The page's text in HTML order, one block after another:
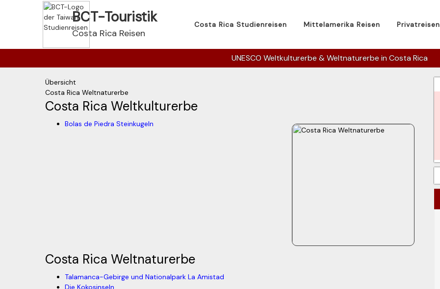
BCT-Touristik
Costa Rica Reisen
Costa Rica Studienreisen Mittelamerika Reisen Privatreisen
UNESCO Weltkulturerbe & Weltnaturerbe in Costa Rica
Übersicht
Costa Rica Weltnaturerbe
Costa Rica Weltkulturerbe
Bolas de Piedra Steinkugeln
Costa Rica Weltnaturerbe
Talamanca-Gebirge und Nationalpark La Amistad
Die Kokosinseln